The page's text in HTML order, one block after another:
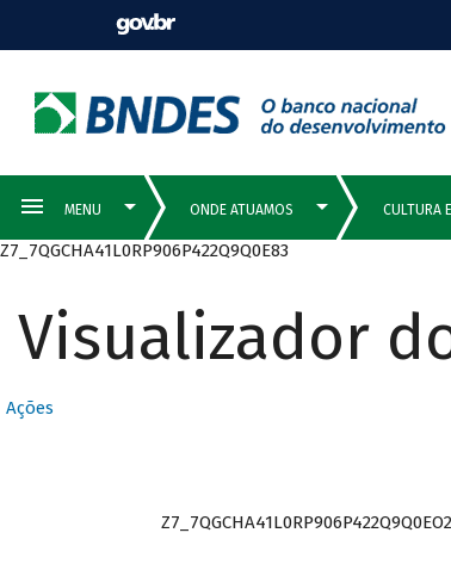
Z7_7QGCHA41L0RP906P422Q9Q0E83
Visualizador
Ações
Z7_7QGCHA41L0RP906P422Q9Q0EO2